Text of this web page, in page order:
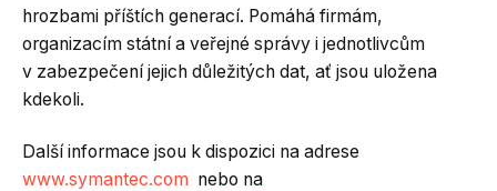
hrozbami příštích generací. Pomáhá firmám,
organizacím státní a veřejné správy i jednotlivcům
v zabezpečení jejich důležitých dat, ať jsou uložena
kdekoli.
Další informace jsou k dispozici na adrese
www.symantec.com nebo na